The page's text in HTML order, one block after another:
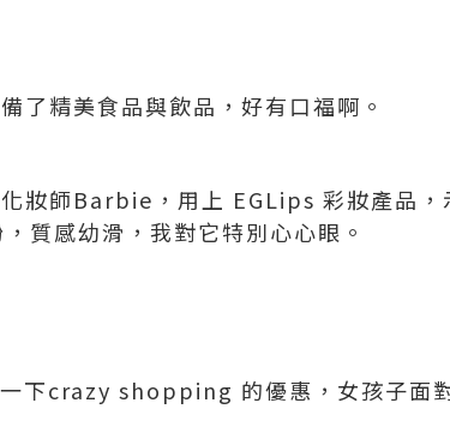
了精美食品與飲品，好有口福啊。
妝師Barbie，用上 EGLips 彩妝產品
質感幼滑，我對它特別心心眼。
下crazy shopping 的優惠，女孩子面